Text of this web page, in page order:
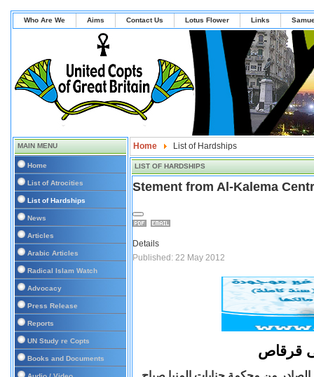
Who Are We Aims Contact Us Lotus Flower Links
MAIN MENU
Home
List of Atrocities
List of Hardships
News
Articles
Arabic Articles
Radical Islam Watch
Advocacy
Press Release
Reports
UN Study re Copts
Books and Documents
Home List of Hardships
LIST OF HARDSHIPS
Stement from Al-Kalema
Details
Published: 22 May 2012
قرقاص